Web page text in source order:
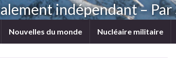
indépendant – Par
Nouvelles du monde Nucléaire militaire